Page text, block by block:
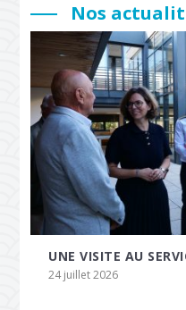
Nos
UNE VISITE AU
24 juillet 2026